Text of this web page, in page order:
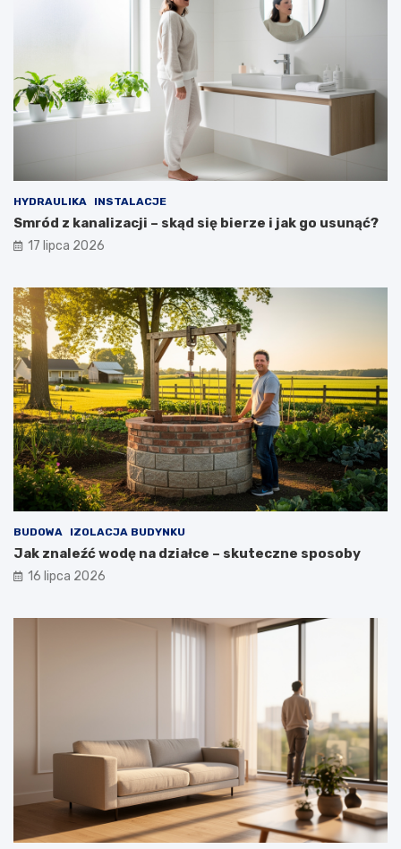
HYDRAULIKA INSTALACJE
Smród z kanalizacji – skąd się bierze i jak go usunąć?
17 lipca 2026
BUDOWA IZOLACJA BUDYNKU
Jak znaleźć wodę na działce – skuteczne sposoby
16 lipca 2026